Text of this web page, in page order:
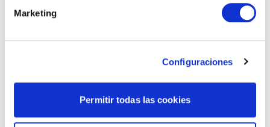
Marketing
Configuraciones
Permitir todas las cookies